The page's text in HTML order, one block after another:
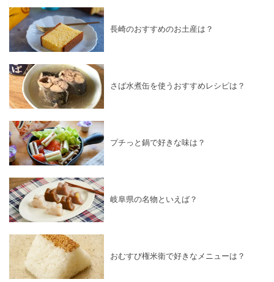
長崎のおすすめのお土産は？
さば水煮缶を使うおすすめレシピは？
プチっと鍋で好きな味は？
岐阜県の名物といえば？
おむすび権米衛で好きなメニューは？